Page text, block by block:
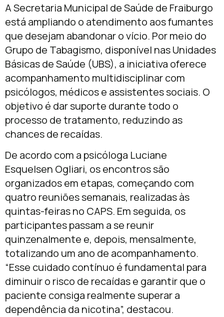
A Secretaria Municipal de Saúde de Fraiburgo
está ampliando o atendimento aos fumantes
que desejam abandonar o vício. Por meio do
Grupo de Tabagismo, disponível nas Unidades
Básicas de Saúde (UBS), a iniciativa oferece
acompanhamento multidisciplinar com
psicólogos, médicos e assistentes sociais. O
objetivo é dar suporte durante todo o
processo de tratamento, reduzindo as
chances de recaídas.
De acordo com a psicóloga Luciane
Esquelsen Ogliari, os encontros são
organizados em etapas, começando com
quatro reuniões semanais, realizadas às
quintas-feiras no CAPS. Em seguida, os
participantes passam a se reunir
quinzenalmente e, depois, mensalmente,
totalizando um ano de acompanhamento.
“Esse cuidado contínuo é fundamental para
diminuir o risco de recaídas e garantir que o
paciente consiga realmente superar a
dependência da nicotina”, destacou.